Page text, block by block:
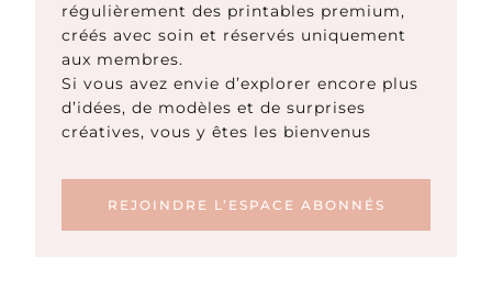
régulièrement des printables premium,
créés avec soin et réservés uniquement
aux membres.
Si vous avez envie d’explorer encore plus
d’idées, de modèles et de surprises
créatives, vous y êtes les bienvenus
REJOINDRE L’ESPACE ABONNÉS